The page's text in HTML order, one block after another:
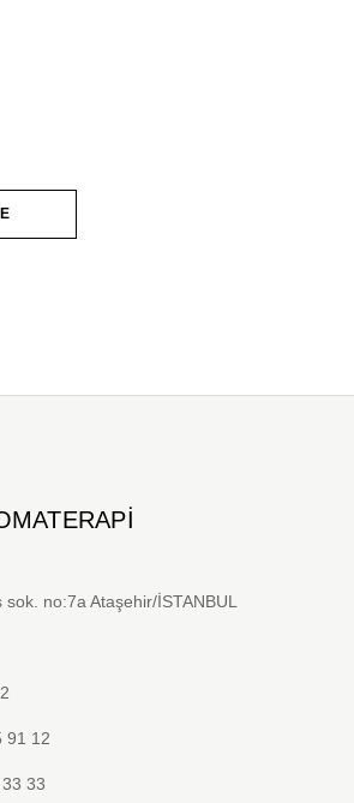
sok. no:7a Ataşehir/İSTANBUL
91 12
33